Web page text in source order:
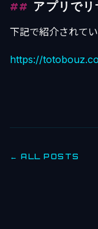
アプリで
下記で紹介されて
https://
← ALL POSTS